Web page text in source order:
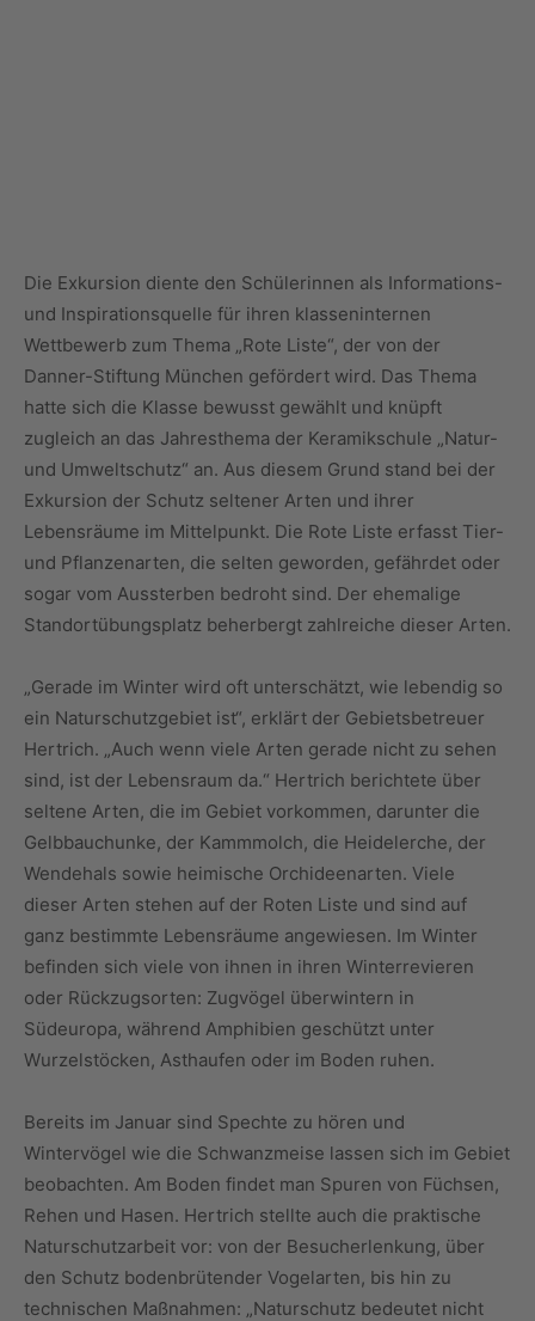
Die Exkursion diente den Schülerinnen als Informations-
und Inspirationsquelle für ihren klasseninternen
Wettbewerb zum Thema „Rote Liste“, der von der
Danner-Stiftung München gefördert wird. Das Thema
hatte sich die Klasse bewusst gewählt und knüpft
zugleich an das Jahresthema der Keramikschule „Natur-
und Umweltschutz“ an. Aus diesem Grund stand bei der
Exkursion der Schutz seltener Arten und ihrer
Lebensräume im Mittelpunkt. Die Rote Liste erfasst Tier-
und Pflanzenarten, die selten geworden, gefährdet oder
sogar vom Aussterben bedroht sind. Der ehemalige
Standortübungsplatz beherbergt zahlreiche dieser Arten.
„Gerade im Winter wird oft unterschätzt, wie lebendig so
ein Naturschutzgebiet ist“, erklärt der Gebietsbetreuer
Hertrich. „Auch wenn viele Arten gerade nicht zu sehen
sind, ist der Lebensraum da.“ Hertrich berichtete über
seltene Arten, die im Gebiet vorkommen, darunter die
Gelbbauchunke, der Kammmolch, die Heidelerche, der
Wendehals sowie heimische Orchideenarten. Viele
dieser Arten stehen auf der Roten Liste und sind auf
ganz bestimmte Lebensräume angewiesen. Im Winter
befinden sich viele von ihnen in ihren Winterrevieren
oder Rückzugsorten: Zugvögel überwintern in
Südeuropa, während Amphibien geschützt unter
Wurzelstöcken, Asthaufen oder im Boden ruhen.
Bereits im Januar sind Spechte zu hören und
Wintervögel wie die Schwanzmeise lassen sich im Gebiet
beobachten. Am Boden findet man Spuren von Füchsen,
Rehen und Hasen. Hertrich stellte auch die praktische
Naturschutzarbeit vor: von der Besucherlenkung, über
den Schutz bodenbrütender Vogelarten, bis hin zu
technischen Maßnahmen: „Naturschutz bedeutet nicht